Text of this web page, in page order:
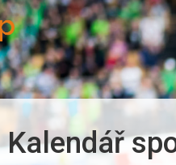
Kalendář